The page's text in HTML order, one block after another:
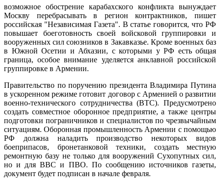
возможное обострение карабахского конфликта вынуждает
Москву перебрасывать в регион контрактников, пишет
российская "Независимая Газета". В статье говорится, что РФ
повышает боеготовность своей войсковой группировки и
вооруженных сил союзников в Закавказье. Кроме военных баз
в Южной Осетии и Абхазии, с которыми у РФ есть общая
граница, особое внимание уделяется анклавной российской
группировке в Армении.
Правительство по поручению президента Владимира Путина
в ускоренном режиме готовит договор с Арменией о развитии
военно-технического сотрудничества (ВТС). Предусмотрено
создать совместное оборонное предприятие, а также центры
подготовки пограничников и специалистов по чрезвычайным
ситуациям. Оборонная промышленность Армении с помощью
РФ должна наладить производство некоторых видов
боеприпасов, бронетанковой техники, создать местную
ремонтную базу не только для вооружений Сухопутных сил,
но и для ВВС и ПВО. По сообщению источников газеты,
документ будет подписан в начале февраля.